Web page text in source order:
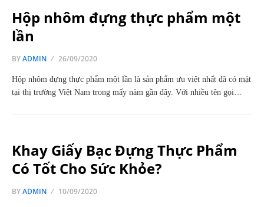
Hộp nhôm đựng thực phẩm một
lần
BYADMIN 26/09/2020
Hộp nhôm đựng thực phẩm một lần là sản phẩm ưu việt nhất đã có mặt
tại thị trường Việt Nam trong mấy năm gần đây. Với nhiều tên gọi…
Khay Giấy Bạc Đựng Thực Phẩm
Có Tốt Cho Sức Khỏe?
BYADMIN 10/09/2020